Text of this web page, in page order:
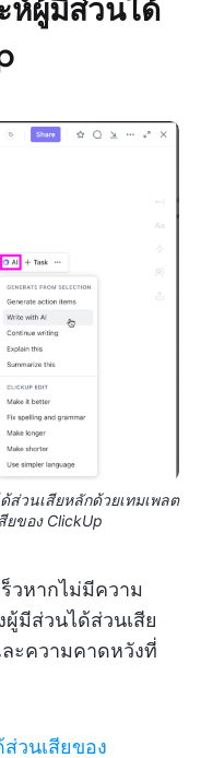
ห์ผู้มีส่วนได้
ส่วนเสียหลักด้วยเทมเพลต
ยของ ClickUp
วหากไม่มีความ
ผู้มีส่วนได้ส่วนเสีย
ะความคาดหวังที่
วนเสียของ